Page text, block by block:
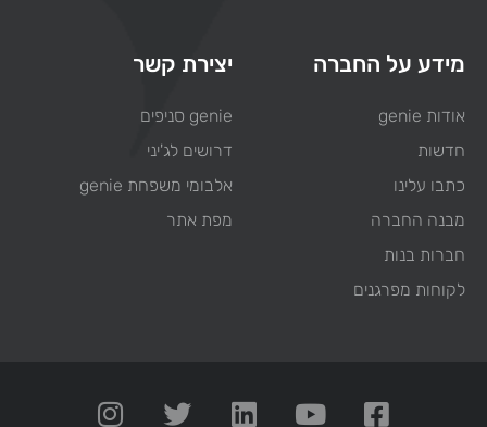
מידע על החברה
אודות genie
חדשות
כתבו עלינו
מבנה החברה
חברות בנות
לקוחות מפרגנים
יצירת קשר
genie סניפים
דרושים לג'יני
אלבומי משפחת genie
מפת אתר